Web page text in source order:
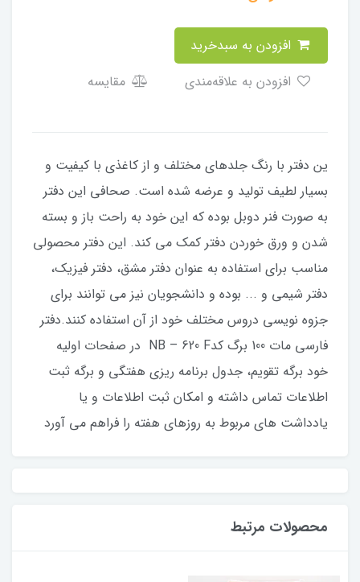
مقایسه
ین دفتر با رنگ جلدهای مختلف و از کاغذی با کیفیت و
بسیار لطیف تولید و عرضه شده است. صحافی این دفتر
به صورت فنر دوبل بوده که این خود به راحت باز و بسته
شدن و ورق خوردن دفتر کمک می کند. این دفتر محصولی
مناسب برای استفاده به عنوان دفتر مشق، دفتر فیزیک،
دفتر شیمی و ... بوده و دانشجویان نیز می توانند برای
جزوه نویسی دروس مختلف خود از آن استفاده کنند.دفتر
فارسی مات 100 برگ کدNB – 620 F در صفحات اولیه
خود برگه تقویم، جدول برنامه ریزی هفتگی و برگه ثبت
اطلاعات تماس داشته و امکان ثبت اطلاعات و یا
یادداشت های مربوط به روزهای هفته را فراهم می آورد
محصولات مرتبط